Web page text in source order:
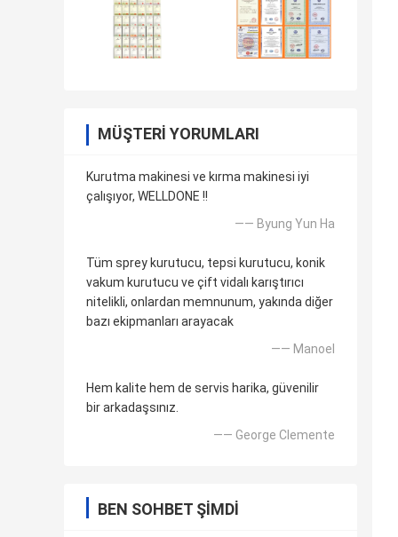
MÜŞTERI YORUMLARI
Kurutma makinesi ve kırma makinesi iyi
çalışıyor, WELLDONE !!
—— Byung Yun Ha
Tüm sprey kurutucu, tepsi kurutucu, konik
vakum kurutucu ve çift vidalı karıştırıcı
nitelikli, onlardan memnunum, yakında diğer
bazı ekipmanları arayacak
—— Manoel
Hem kalite hem de servis harika, güvenilir
bir arkadaşsınız.
—— George Clemente
BEN SOHBET ŞIMDI